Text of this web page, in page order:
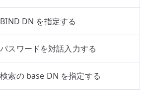
BIND DN を指定する
パスワードを対話入力する
検索の base DN を指定する